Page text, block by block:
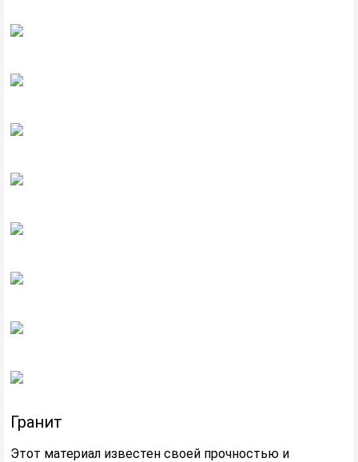
Гранит
Этот материал известен своей прочностью и